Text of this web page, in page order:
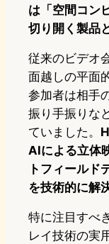
は「空間コン
切り開く製品
従来のビデオ
面越しの平面
参加者は相手
振り手振りな
ていました。
AIによる立体
トフィールド
を技術的に解
特に注目すべ
レイ技術の実